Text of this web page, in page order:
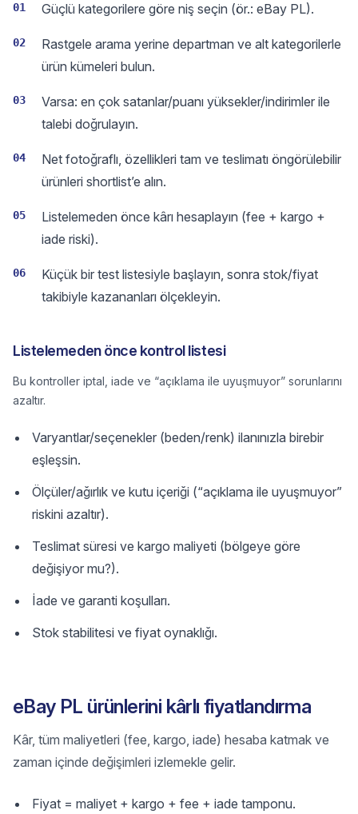
01 Güçlü kategorilere göre niş seçin (ör.: eBay PL).
02
Rastgele arama yerine departman ve alt kategorilerle
ürün kümeleri bulun.
03
Varsa: en çok satanlar/puanı yüksekler/indirimler ile
talebi doğrulayın.
04
Net fotoğraflı, özellikleri tam ve teslimatı öngörülebilir
ürünleri shortlist’e alın.
05
Listelemeden önce kârı hesaplayın (fee + kargo +
iade riski).
06
Küçük bir test listesiyle başlayın, sonra stok/fiyat
takibiyle kazananları ölçekleyin.
Listelemeden önce kontrol listesi
Bu kontroller iptal, iade ve “açıklama ile uyuşmuyor” sorunlarını
azaltır.
Varyantlar/seçenekler (beden/renk) ilanınızla birebir
eşleşsin.
Ölçüler/ağırlık ve kutu içeriği (“açıklama ile uyuşmuyor”
riskini azaltır).
Teslimat süresi ve kargo maliyeti (bölgeye göre
değişiyor mu?).
İade ve garanti koşulları.
Stok stabilitesi ve fiyat oynaklığı.
eBay PL ürünlerini kârlı fiyatlandırma
Kâr, tüm maliyetleri (fee, kargo, iade) hesaba katmak ve
zaman içinde değişimleri izlemekle gelir.
Fiyat = maliyet + kargo + fee + iade tamponu.